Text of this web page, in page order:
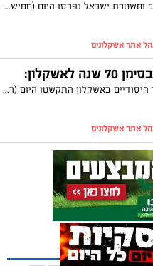
כוחות מג"ב ומשטרת ישראל נפרסו היום (חמישי) ברחבי העיר אשקלון והחלו בתרגיל רחב היקף. במשטרה מדגישים כי מדובר בתרגיל המתקיים כחלק מתכנית האימונים השנתית
שנה לאשקלון:
בתי הספר היסודיים באשקלון התקשטו היום (רביעי) לציון טו' בשבט בעצים ממותגים בסימן 'עץ שטוב לדעת' לרגל 70 שנה לאשקלון